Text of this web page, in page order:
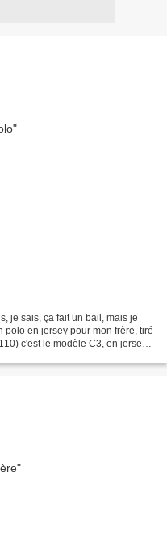
je sais, ça fait un bail, mais je
polo en jersey pour mon frère, tiré
c'est le modèle C3, en jersey